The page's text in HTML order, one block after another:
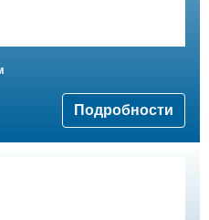
Подробности